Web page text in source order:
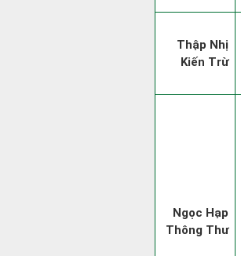
Thập Nhị
Kiến Trừ
Ngọc Hạp
Thông Thư